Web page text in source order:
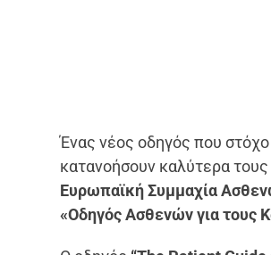
Ένας νέος οδηγός που
κατανοήσουν καλύτερα
Ευρωπαϊκή Συμμαχία
«Οδηγός Ασθενών για τους